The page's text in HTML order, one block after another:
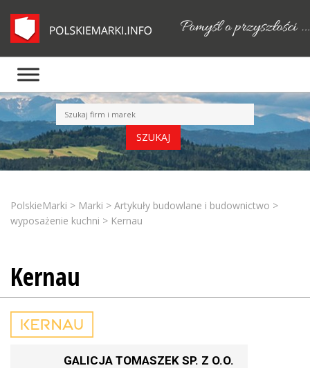
PolskieMarki > Marki > Artykuły budowlane i budownictwo >
wyposażenie kuchni > Kernau
Kernau
GALICJA TOMASZEK SP. Z O.O.